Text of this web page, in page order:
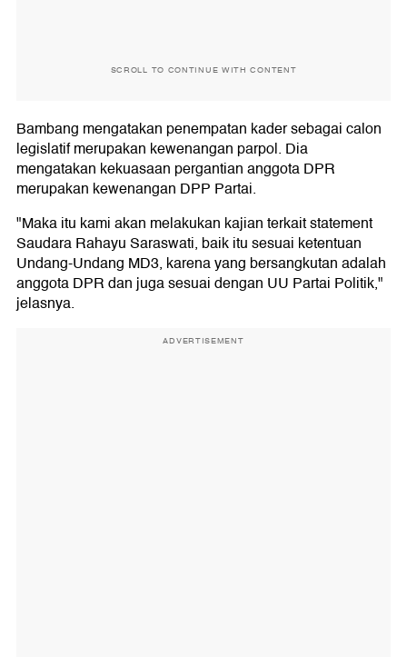
SCROLL TO CONTINUE WITH CONTENT
Bambang mengatakan penempatan kader sebagai calon
legislatif merupakan kewenangan parpol. Dia
mengatakan kekuasaan pergantian anggota DPR
merupakan kewenangan DPP Partai.
"Maka itu kami akan melakukan kajian terkait statement
Saudara Rahayu Saraswati, baik itu sesuai ketentuan
Undang-Undang MD3, karena yang bersangkutan adalah
anggota DPR dan juga sesuai dengan UU Partai Politik,"
jelasnya.
ADVERTISEMENT